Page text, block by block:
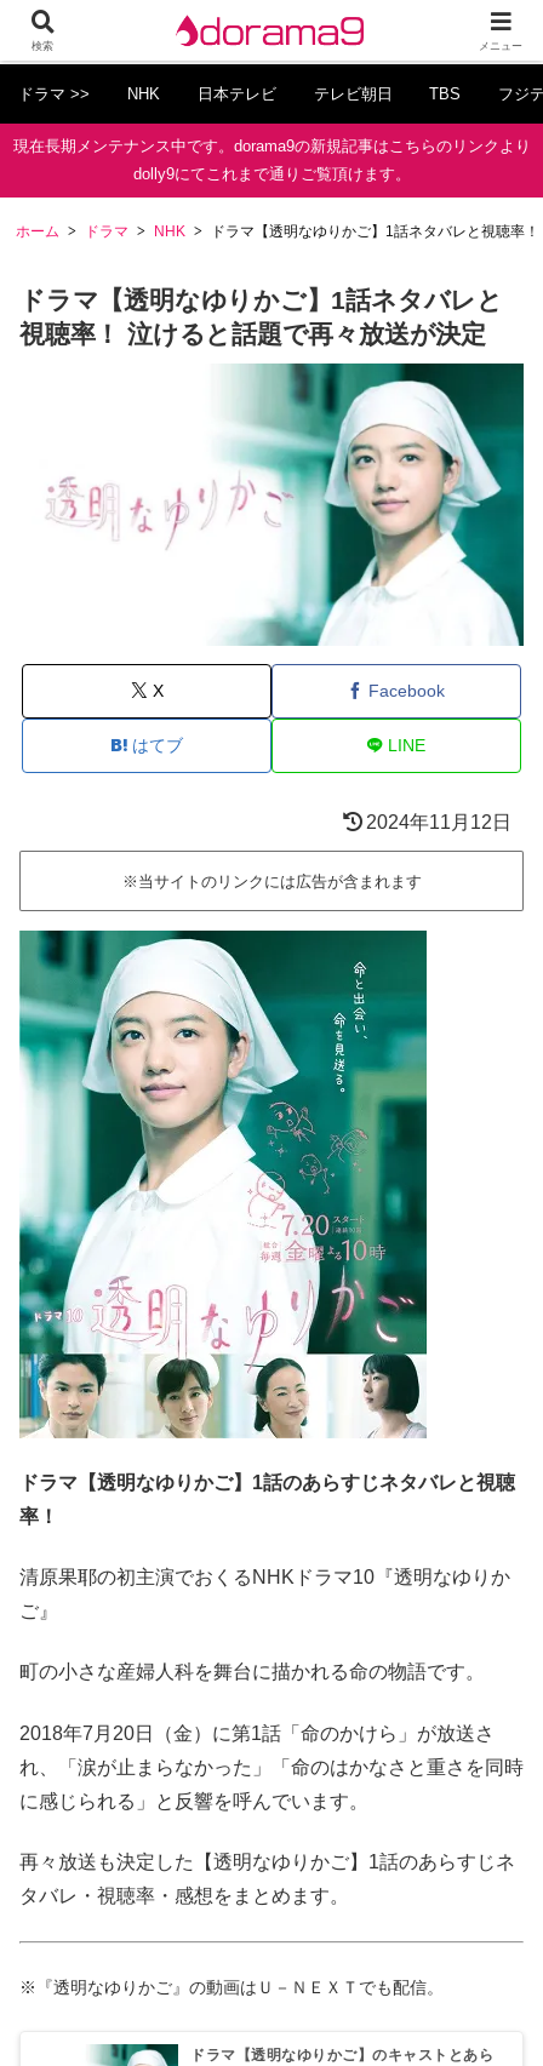
ドラマ >> NHK 日本テレビ テレビ朝日 TBS フジ
現在長期メンテナンス中です。dorama9の新規記事はこちらのリンクより
dolly9にてこれまで通りご覧頂けます。
ホーム ドラマ NHK ドラマ【透明なゆりかご】1話ネタバレと視聴率
ドラマ【透明なゆりかご】1話ネタバレと
視聴率！ 泣けると話題で再々放送が決定
X Facebook
はてブ LINE
2024年11月12日
※当サイトのリンクには広告が含まれます
ドラマ【透明なゆりかご】1話のあらすじネタバレと視聴
率！
清原果耶の初主演でおくるNHKドラマ10『透明なゆりか
ご』
町の小さな産婦人科を舞台に描かれる命の物語です。
2018年7月20日（金）に第1話「命のかけら」が放送さ
れ、「涙が止まらなかった」「命のはかなさと重さを同時
に感じられる」と反響を呼んでいます。
再々放送も決定した【透明なゆりかご】1話のあらすじネ
タバレ・視聴率・感想をまとめます。
※『透明なゆりかご』の動画はＵ－ＮＥＸＴでも配信。
ドラマ【透明なゆりかご】のキャストとあら
検索 メニュー